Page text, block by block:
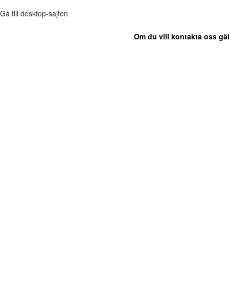
Gå till desktop-sajten
Om du vill kontakta oss